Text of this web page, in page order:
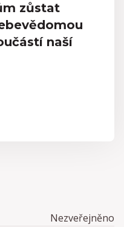
zůstat
naší
Nezveřejněno